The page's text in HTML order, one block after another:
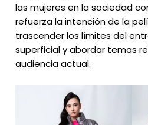
las mujeres en la sociedad
refuerza la intención de la
trascender los límites del
superficial y abordar temas
audiencia actual.